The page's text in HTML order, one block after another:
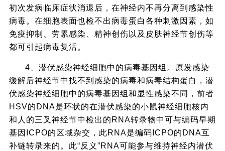
初次发病临床症状消退后，在神经内不再分离到感染性
病毒。在细胞表面也检不出病毒蛋白各种刺激因素，如
免疫抑制、劳累感染、精神创伤以及皮肤神经节创伤等
都可引起病毒复活。
4、潜伏感染神经细胞中的病毒基因组。原发感染
缓解后神经节中找不到感染的病毒和病毒结构蛋白，潜
伏感染神经细胞中的病毒基因组和显性感染不同，前者
HSV的DNA是环状的在潜伏感染的小鼠神经细胞核内
和人的三叉神经节中检出的RNA转录物中可与编码早期
基因ICPO的区域杂交，此RNA是编码ICPO的DNA互
补链转录来的。此“反义”RNA可能参与维持神经内潜伏